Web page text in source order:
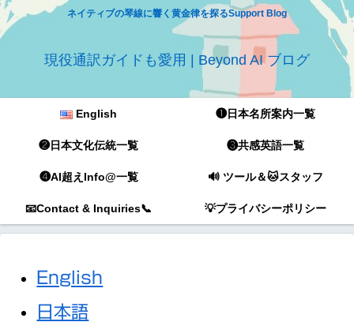
ネイティブの琴線に響く黄金律を探るSupport Blog
現役通訳ガイドも愛用 | Beyond AI ブログ
English ❶日本名所案内一覧
❷日本文化伝統一覧 ❸共感英語一覧
❹AI超えInfo@一覧 🔊 ツール＆🐱スタッフ
📧Contact & Inquiries📞 💡プライバシーポリシー
English
日本語